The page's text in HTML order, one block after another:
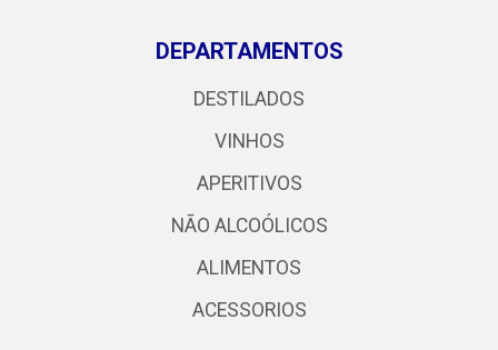
DEPARTAMENTOS
DESTILADOS
VINHOS
APERITIVOS
NÃO ALCOÓLICOS
ALIMENTOS
ACESSORIOS